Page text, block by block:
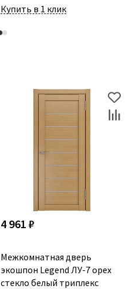
Купить в 1 клик
4 961 ₽
Межкомнатная дверь
экошпон Legend ЛУ-7 орех
стекло белый триплекс